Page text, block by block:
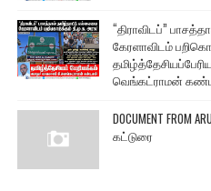
“திராவிடப்”
கேரளாவிடம்
வெங்கட்ராமன்
DOCUMENT FROM
கட்டுரை